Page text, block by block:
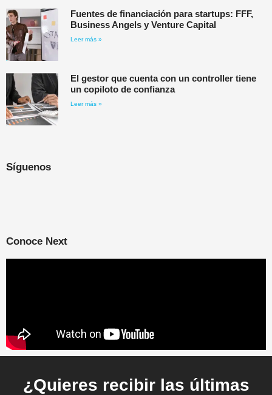
Fuentes de financiación para startups: FFF,
Business Angels y Venture Capital
Leer más »
El gestor que cuenta con un controller tiene
un copiloto de confianza
Leer más »
Síguenos
Conoce Next
¿Quieres recibir las últimas